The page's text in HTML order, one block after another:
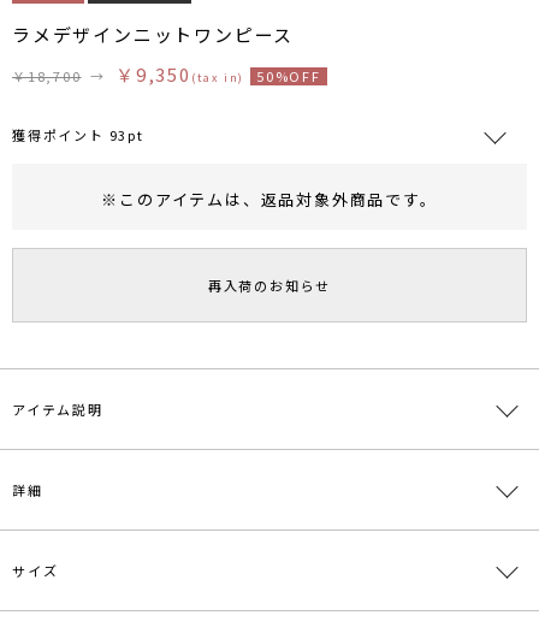
ラメデザインニットワンピース
￥18,700 → ￥9,350 (tax in) 50%OFF
獲得ポイント 93pt
旧 MS PASSPORTポイント
93ポイント獲得
ポイントについて
※このアイテムは、 返品対象外商品です。
再入荷のお知らせ
アイテム説明
■デザインポイント
一部ラメ糸を使用した柄が程よい華やかさを出し、アクセントになっ
たニットワンピース。
を綺麗に見せる1枚でスタイリングが決まるアイテムです。
■スタイリングポイント
詳細
素材
上身頃:レーヨン46％ ポリエステル30％ ナイロ
サイズ